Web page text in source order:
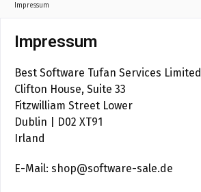
Impressum
Impressum
Best Software Tufan Services Limited
Clifton House, Suite 33
Fitzwilliam Street Lower
Dublin | D02 XT91
Irland
E-Mail: shop@software-sale.de